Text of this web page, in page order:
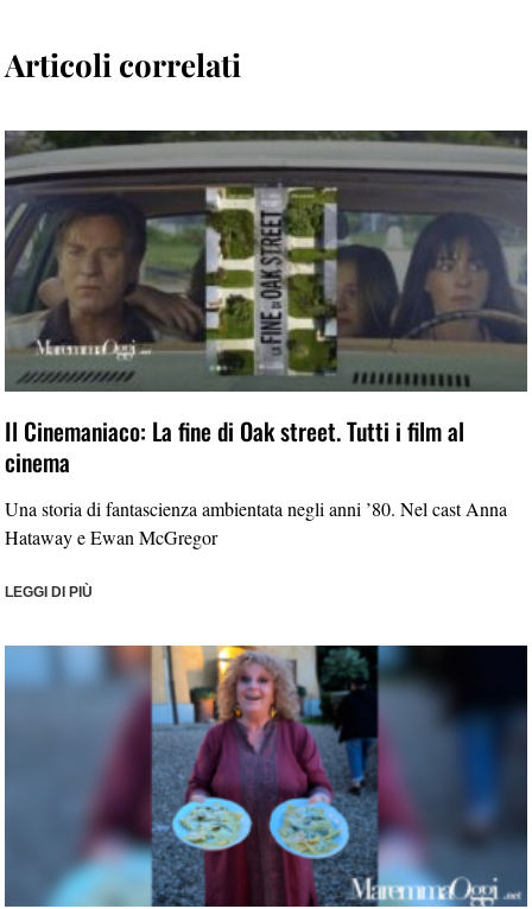
Articoli correlati
Il Cinemaniaco: La fine di Oak street. Tutti i film al
cinema
Una storia di fantascienza ambientata negli anni ’80. Nel cast Anna
Hataway e Ewan McGregor
LEGGI DI PIÙ